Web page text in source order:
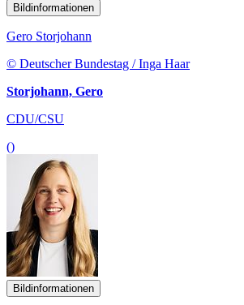
Bildinformationen
Gero Storjohann
© Deutscher Bundestag / Inga Haar
Storjohann, Gero
CDU/CSU
()
Bildinformationen